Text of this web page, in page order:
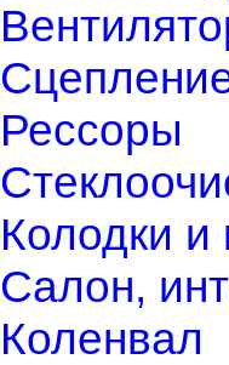
Рессоры
Колодки и
Салон,
Коленвал